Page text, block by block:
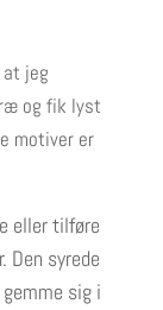
jeg
og fik lyst
motiver er
eller tilføre
Den syrede
sig i